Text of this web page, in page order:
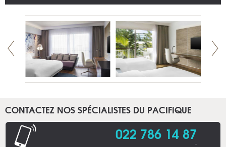
CONTACTEZ NOS SPÉCIALISTES DU PACIFIQUE
022 786 14 87.